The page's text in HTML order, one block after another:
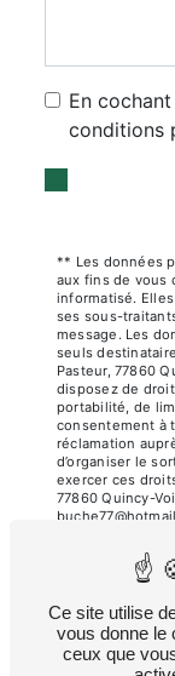
En
conditions
** Les données
aux fins de vous
informatisé.
ses sous-
message. Les
seuls
Pasteur, 77860
disposez de
portabilité, de
consentement à
réclamation
d’organiser le
exercer ces
77860 Quincy-
demandé.
de prise de
légale aux fins
Vous avez le
démarchage
Bloctel.gouv.fr .
d’informations
Ce site utilise
vous donne le
ceux que